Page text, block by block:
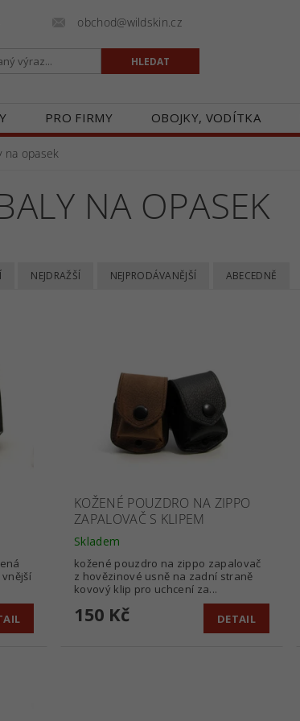
obchod@wildskin.cz
PRO FIRMY OBOJKY, VODÍTKA
na opasek
NA OPASEK
NEJDRAŽŠÍ NEJPRODÁVANĚJŠÍ ABECEDNĚ
KOŽENÉ POUZDRO NA ZIPPO
ZAPALOVAČ S KLIPEM
Skladem
kožené pouzdro na zippo zapalovač
z hovězinové usně na zadní straně
kovový klip pro uchcení za...
150 Kč DETAIL